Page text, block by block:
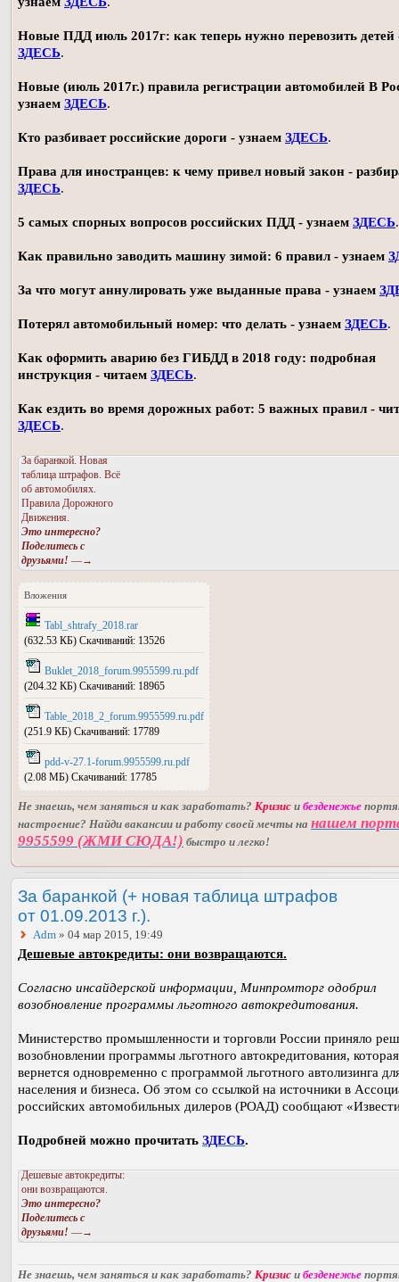
Новые ПДД июль 2017г: как теперь нужно перевозить детей
ЗДЕСЬ.
Новые (июль 2017г.) правила регистрации автомобилей В
узнаем ЗДЕСЬ.
Кто разбивает российские дороги - узнаем ЗДЕСЬ.
Права для иностранцев: к чему привел новый закон -
ЗДЕСЬ.
5 самых спорных вопросов российских ПДД - узнаем ЗДЕСЬ.
Как правильно заводить машину зимой: 6 правил - узнаем
За что могут аннулировать уже выданные права - узнаем
Потерял автомобильный номер: что делать - узнаем ЗДЕСЬ.
Как оформить аварию без ГИБДД в 2018 году: подробная
инструкция - читаем ЗДЕСЬ.
Как ездить во время дорожных работ: 5 важных правил -
ЗДЕСЬ.
За баранкой. Новая
таблица штрафов. Всё
об автомобилях.
Правила Дорожного
Движения.
Это интересно?
Поделитесь с
друзьями! —→
Вложения
Tabl_shtrafy_2018.rar
(632.53 КБ) Скачиваний: 13526
Buklet_2018_forum.9955599.ru.pdf
(204.32 КБ) Скачиваний: 18965
Table_2018_2_forum.9955599.ru.pdf
(251.9 КБ) Скачиваний: 17789
pdd-v-27.1-forum.9955599.ru.pdf
(2.08 МБ) Скачиваний: 17785
Не знаешь, чем заняться и как заработать? Кризис и безденежье
настроение? Найди вакансии и работу своей мечты на нашем
9955599 (ЖМИ СЮДА!) быстро и легко!
За баранкой (+ новая таблица штрафов
от 01.09.2013 г.).
Adm » 04 мар 2015, 19:49
Дешевые автокредиты: они возвращаются.
Согласно инсайдерской информации, Минпромторг одобрил
возобновление программы льготного автокредитования.
Министерство промышленности и торговли России приняло
возобновлении программы льготного автокредитования, которая
вернется одновременно с программой льготного автолизинга
населения и бизнеса. Об этом со ссылкой на источники в
российских автомобильных дилеров (РОАД) сообщают
Подробней можно прочитать ЗДЕСЬ.
Дешевые автокредиты:
они возвращаются.
Это интересно?
Поделитесь с
друзьями! —→
Не знаешь, чем заняться и как заработать? Кризис и безденежье